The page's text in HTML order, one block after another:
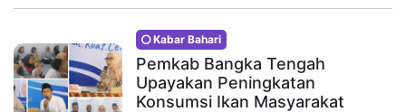
Kabar Bahari
Pemkab Bangka Tengah
Upayakan Peningkatan
Konsumsi Ikan Masyarakat